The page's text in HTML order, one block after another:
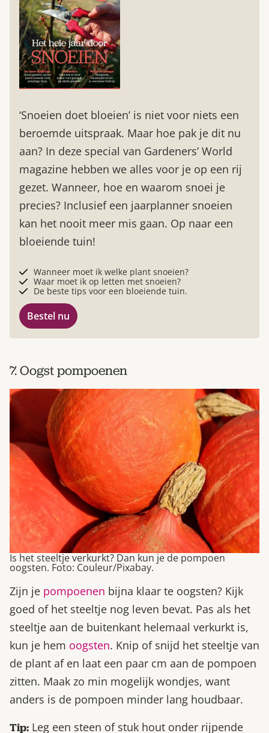
‘Snoeien doet bloeien’ is niet voor niets een
beroemde uitspraak. Maar hoe pak je dit nu
aan? In deze special van Gardeners’ World
magazine hebben we alles voor je op een rij
gezet. Wanneer, hoe en waarom snoei je
precies? Inclusief een jaarplanner snoeien
kan het nooit meer mis gaan. Op naar een
bloeiende tuin!
Wanneer moet ik welke plant snoeien?
Waar moet ik op letten met snoeien?
De beste tips voor een bloeiende tuin.
Bestel nu
7. Oogst pompoenen
Is het steeltje verkurkt? Dan kun je de pompoen
oogsten. Foto: Couleur/Pixabay.
Zijn je pompoenen bijna klaar te oogsten? Kijk
goed of het steeltje nog leven bevat. Pas als het
steeltje aan de buitenkant helemaal verkurkt is,
kun je hem oogsten. Knip of snijd het steeltje van
de plant af en laat een paar cm aan de pompoen
zitten. Maak zo min mogelijk wondjes, want
anders is de pompoen minder lang houdbaar.
Tip: Leg een steen of stuk hout onder rijpende